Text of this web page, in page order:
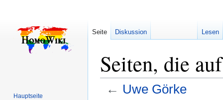
Seiten, die
← Uwe Görke
Seite Diskussion Lesen
Hauptseite